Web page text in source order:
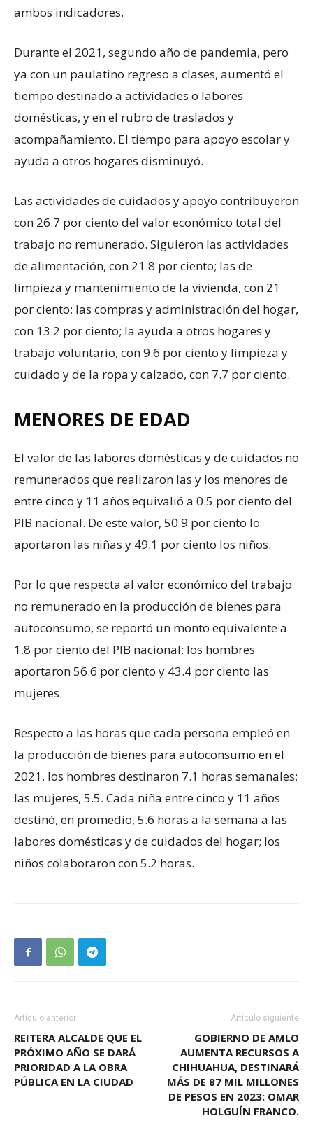
ambos indicadores.
Durante el 2021, segundo año de pandemia, pero
ya con un paulatino regreso a clases, aumentó el
tiempo destinado a actividades o labores
domésticas, y en el rubro de traslados y
acompañamiento. El tiempo para apoyo escolar y
ayuda a otros hogares disminuyó.
Las actividades de cuidados y apoyo contribuyeron
con 26.7 por ciento del valor económico total del
trabajo no remunerado. Siguieron las actividades
de alimentación, con 21.8 por ciento; las de
limpieza y mantenimiento de la vivienda, con 21
por ciento; las compras y administración del hogar,
con 13.2 por ciento; la ayuda a otros hogares y
trabajo voluntario, con 9.6 por ciento y limpieza y
cuidado y de la ropa y calzado, con 7.7 por ciento.
MENORES DE EDAD
El valor de las labores domésticas y de cuidados no
remunerados que realizaron las y los menores de
entre cinco y 11 años equivalió a 0.5 por ciento del
PIB nacional. De este valor, 50.9 por ciento lo
aportaron las niñas y 49.1 por ciento los niños.
Por lo que respecta al valor económico del trabajo
no remunerado en la producción de bienes para
autoconsumo, se reportó un monto equivalente a
1.8 por ciento del PIB nacional: los hombres
aportaron 56.6 por ciento y 43.4 por ciento las
mujeres.
Respecto a las horas que cada persona empleó en
la producción de bienes para autoconsumo en el
2021, los hombres destinaron 7.1 horas semanales;
las mujeres, 5.5. Cada niña entre cinco y 11 años
destinó, en promedio, 5.6 horas a la semana a las
labores domésticas y de cuidados del hogar; los
niños colaboraron con 5.2 horas.
Artículo anterior
REITERA ALCALDE QUE EL
PRÓXIMO AÑO SE DARÁ
PRIORIDAD A LA OBRA
PÚBLICA EN LA CIUDAD
Artículo siguiente
GOBIERNO DE AMLO
AUMENTA RECURSOS A
CHIHUAHUA, DESTINARÁ
MÁS DE 87 MIL MILLONES
DE PESOS EN 2023: OMAR
HOLGUÍN FRANCO.